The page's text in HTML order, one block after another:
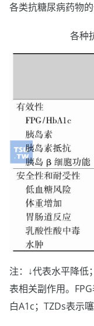
各类抗糖尿病药物
各种
注：↓代表水平降低
表相关副作用。
白A1c；TZDs表示